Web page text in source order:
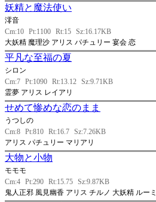
妖精と魔法使い
澪音
Cm:10 Pt:1100 Rt:15 Sz:16.17KB
大妖精 魔理沙 アリス パチュリー 宴会 恋
平凡な至福の夏
シロン
Cm:7 Pt:1090 Rt:13.12 Sz:9.71KB
霊夢 アリス レイアリ
せめて惨めな恋のまま
うつしの
Cm:8 Pt:810 Rt:16.7 Sz:7.26KB
アリス パチュリー マリアリ
大物と小物
モモモ
Cm:4 Pt:290 Rt:15.75 Sz:9.87KB
鬼人正邪 風見幽香 アリス チルノ 大妖精 ルー